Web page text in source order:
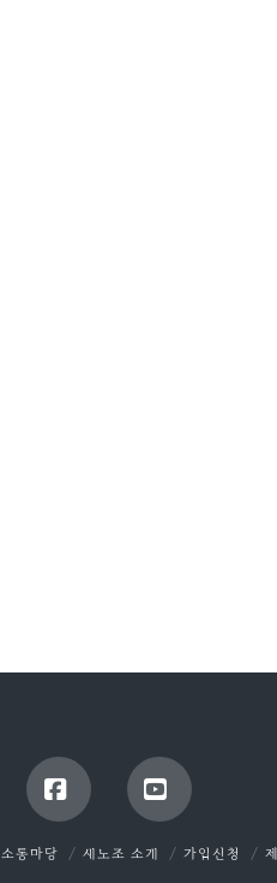
Facebook YouTube
소통마당 새노조 소개 가입신청